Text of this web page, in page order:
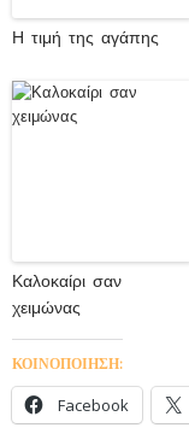
Η τιμή της αγάπης
Καλοκαίρι σαν
χειμώνας
ΚΟΙΝΟΠΟΙΗΣΗ:
Facebook